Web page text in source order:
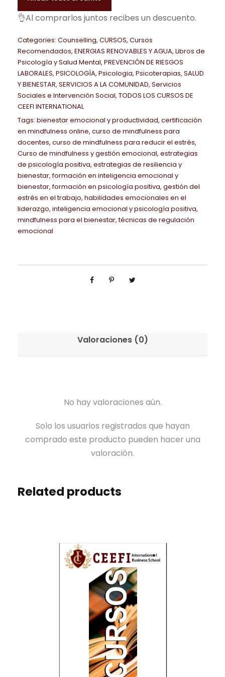
c
n
t
i
d
a
d
d
l
a
m
o
i
ó
n
l
r
a
6
9
,
0
0
.
s
3
9
7
,
0
€
.
r
o
r
e
n
C
m
e
r
c
i
o
I
n
r
n
n
a
i
g
i
n
a
l
r
a
:
1
.
4
0
0
t
a
l
e
s
3
5
,
0
0
€
á
c
t
i
c
o
e
P
r
i
m
e
r
o
s
x
s
D
p
o
r
e
i
o
o
r
i
i
n
a
l
e
r
a
:
.
o
a
c
t
a
l
e
s
:
2
4
0
👌Al comprarlos juntos recibes un descuento.
Categories: Counselling, CURSOS, Cursos
Recomendados, ENERGIAS RENOVABLES Y AGUA, Libros de
Psicología y Salud Mental, PREVENCIÓN DE RIESGOS
LABORALES, PSICOLOGÍA, Psicologia, Psicoterapias, SALUD
Y BIENESTAR, SERVICIOS A LA COMUNIDAD, Servicios
Sociales e Intervención Social, TODOS LOS CURSOS DE
CEEFI INTERNATIONAL
Tags: bienestar emocional y productividad, certificación
en mindfulness online, curso de mindfulness para
docentes, curso de mindfulness para reducir el estrés,
Curso de mindfulness y gestión emocional, estrategias
de psicología positiva, estrategias de resiliencia y
bienestar,formación en inteligencia emocional y
bienestar,formación en psicología positiva, gestión del
estrés en el trabajo, habilidades emocionales en el
liderazgo, inteligencia emocional y psicología positiva,
mindfulness para el bienestar,técnicas de regulación
emocional
Valoraciones (0)
No hay valoraciones aún.
Solo los usuarios registrados que hayan
comprado este producto pueden hacer una
valoración.
Related products